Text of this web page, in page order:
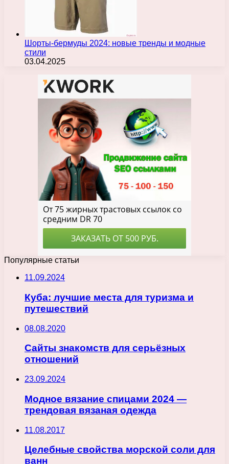
Шорты-бермуды 2024: новые тренды и модные
стили
03.04.2025
Популярные статьи
11.09.2024
Куба: лучшие места для туризма и
путешествий
08.08.2020
Сайты знакомств для серьёзных
отношений
23.09.2024
Модное вязание спицами 2024 —
трендовая вязаная одежда
11.08.2017
Целебные свойства морской соли для
ванн